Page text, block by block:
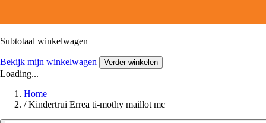
Subtotaal winkelwagen
Bekijk mijn winkelwagen Verder winkelen
Loading...
Home
/ Kindertrui Errea ti-mothy maillot mc